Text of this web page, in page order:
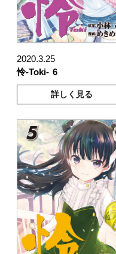
2020.3.25
怜-Toki- 6
詳しく見る